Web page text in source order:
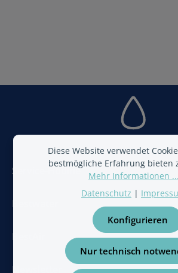
Service-Hotline
Bestwater
BestAir
Newsletter
Diese Website verwendet
bestmögliche Erfahrung bieten
Mehr Informationen ...
Datenschutz |
Nur technisch
Konfigurieren